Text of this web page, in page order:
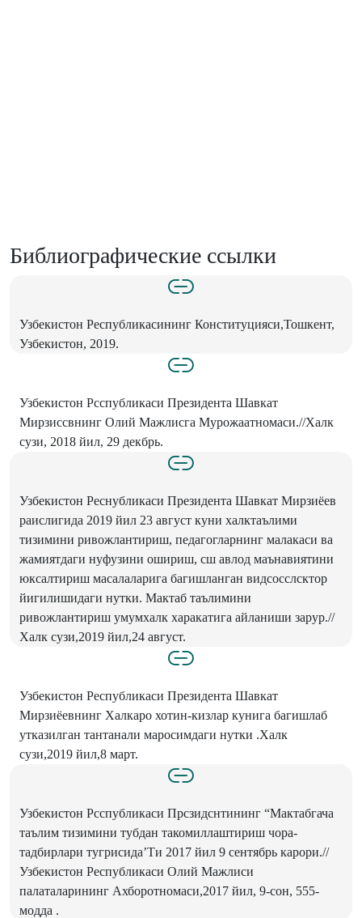
Библиографические ссылки
Узбекистон Республикасининг Конституцияси,Тошкент,
Узбекистон, 2019.
Узбекистон Рсспубликаси Президента Шавкат
Мирзиссвнинг Олий Мажлисга Мурожаатномаси.//Халк
сузи, 2018 йил, 29 декбрь.
Узбекистон Реснубликаси Президента Шавкат Мирзиёев
раислигида 2019 йил 23 август куни халктаълими
тизимини ривожлантириш, педагогларнинг малакаси ва
жамиятдаги нуфузини ошириш, сш авлод маънавиятини
юксалтириш масалаларига багишланган видсосслсктор
йигилишидаги нутки. Мактаб таълимини
ривожлантириш умумхалк харакатига айланиши зарур.//
Халк сузи,2019 йил,24 август.
Узбекистон Республикаси Президента Шавкат
Мирзиёевнинг Халкаро хотин-кизлар кунига багишлаб
утказилган тантанали маросимдаги нутки .Халк
сузи,2019 йил,8 март.
Узбекистон Рсспубликаси Прсзидснтининг “Мактабгача
таълим тизимини тубдан такомиллаштириш чора-
тадбирлари тугрисида’Ти 2017 йил 9 сентябрь карори.//
Узбекистон Республикаси Олий Мажлиси
палаталарининг Ахборотномаси,2017 йил, 9-сон, 555-
модда .